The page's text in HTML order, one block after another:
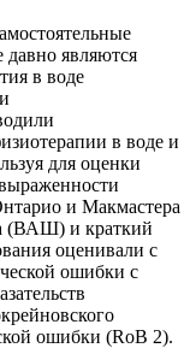
являются
в воде
в воде и
для оценки
и Макмастера
(ВАШ) и краткий
оценивали с
ошибки с
ошибки (RoB 2).